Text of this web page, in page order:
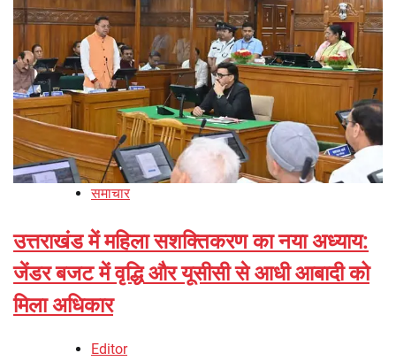
समाचार
उत्तराखंड में महिला सशक्तिकरण का नया अध्याय:
जेंडर बजट में वृद्धि और यूसीसी से आधी आबादी को
मिला अधिकार
Editor